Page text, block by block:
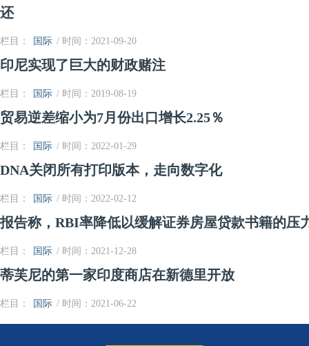
还
栏目： 国际 / 时间：2021-09-20
印尼实现了巨大的财政赌注
栏目： 国际 / 时间：2019-08-19
贸易逆差缩小为7月份出口增长2.25％
栏目： 国际 / 时间：2022-01-29
DNA关闭所有打印版本，走向数字化
栏目： 国际 / 时间：2022-02-12
报告称，RBI率降低以缓解证券房屋贷款书籍的压
栏目： 国际 / 时间：2021-12-28
蒂芙尼的第一家印度商店在新德里开放
栏目： 国际 / 时间：2021-06-22